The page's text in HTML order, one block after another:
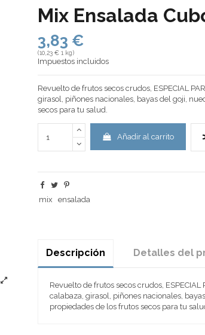
Mix Ensalada
3,83 €
(10,23 € 1 kg)
Impuestos incluidos
Revuelto de frutos secos crudos, ESPECIAL
girasol, piñones nacionales, bayas del goji,
secos para tu salud.
Añadir al carrito
mix ensalada
Descripción Detalles del
Revuelto de frutos secos crudos,
calabaza, girasol, piñones nacionales,
propiedades de los frutos secos para tu